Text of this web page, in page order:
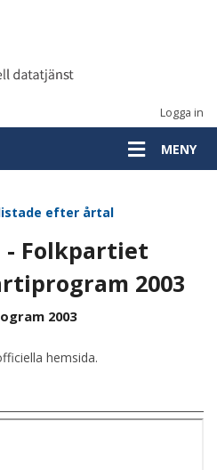
Logga in
MENY
efter årtal
Folkpartiet
2003
2003
hemsida.